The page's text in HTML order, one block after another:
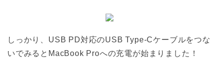
しっかり、USB PD対応のUSB Type-Cケーブルをつな
いでみるとMacBook Proへの充電が始まりました！